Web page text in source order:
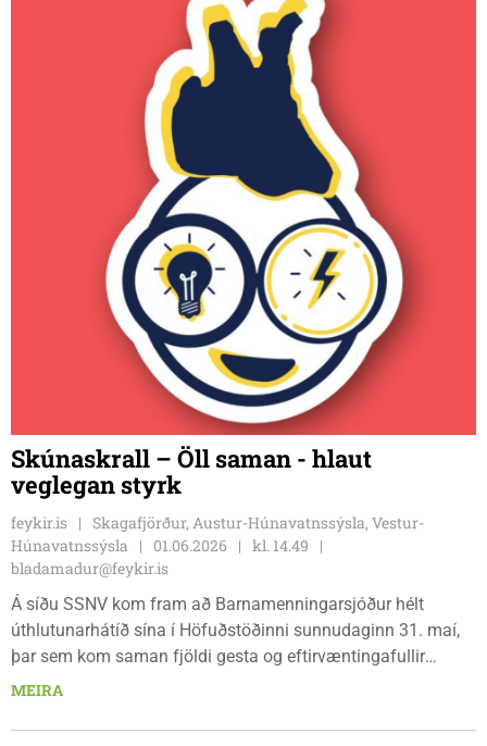
Skúnaskrall – Öll saman - hlaut
veglegan styrk
feykir.is
Skagafjörður, Austur-Húnavatnssýsla, Vestur-
Húnavatnssýsla
01.06.2026
kl. 14.49
bladamadur@feykir.is
Á síðu SSNV kom fram að Barnamenningarsjóður hélt
úthlutunarhátíð sína í Höfuðstöðinni sunnudaginn 31. maí,
þar sem kom saman fjöldi gesta og eftirvæntingafullir
styrkþegar. Einn þeirra var fulltrúi SSNV, en sótt var um styrk
Skúnaskrall, sem í fyrsta og eina sinn var haldin vorið 2022.
MEIRA